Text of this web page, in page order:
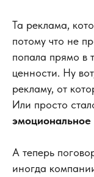
Та реклама,
потому что не
попала прямо в
ценности. Ну
рекламу, от
Или просто
эмоциональное
А теперь
иногда